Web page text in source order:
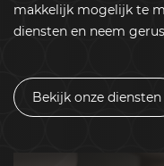
makkelijk mogelijk te
diensten en neem
Bekijk onze diensten